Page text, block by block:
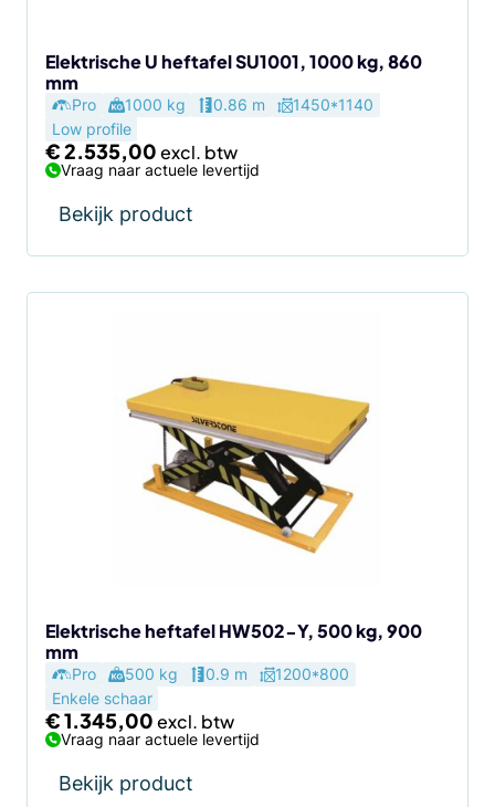
Elektrische U heftafel SU1001, 1000 kg, 860
mm
Pro 1000 kg 0.86 m
1450*1140
Low profile
€2.535,00
Vraag naar actuele levertijd
Bekijk product
Elektrische heftafel HW502-Y, 500 kg, 900
mm
Pro 500 kg 0.9 m
1200*800
Enkele schaar
€1.345,00
Vraag naar actuele levertijd
Bekijk product